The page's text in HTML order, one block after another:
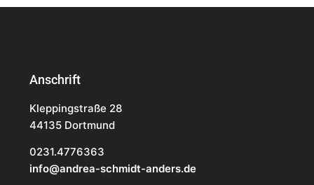
Anschrift
Kleppingstraße 28
44135 Dortmund
0231.4776363
info@andrea-schmidt-anders.de